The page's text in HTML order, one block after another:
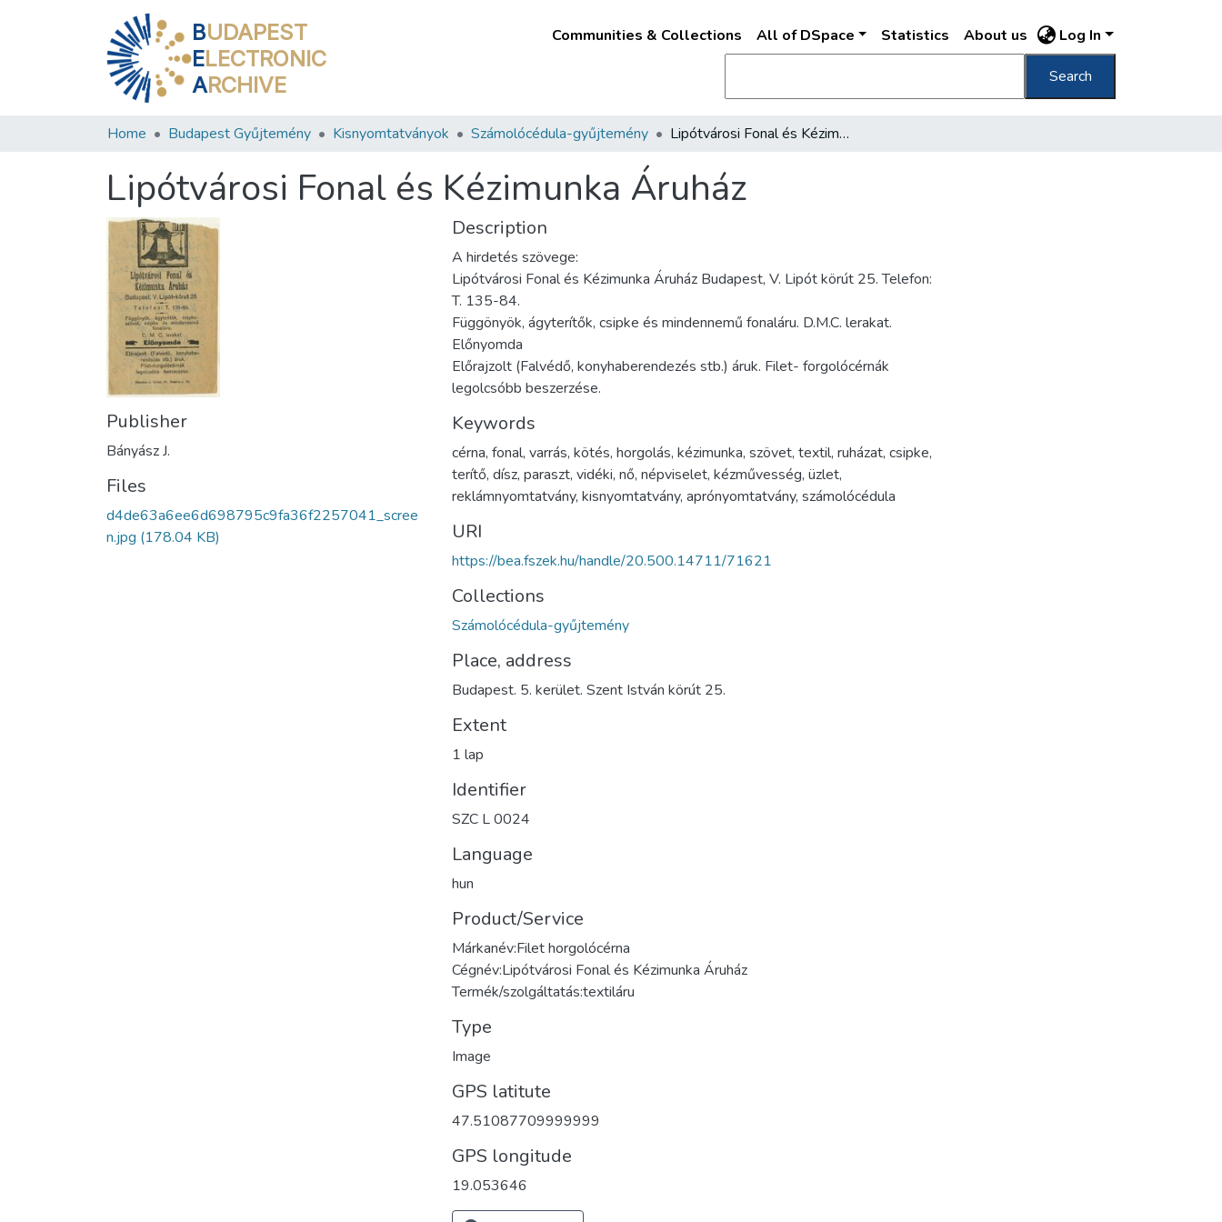
BUDAPEST
ELECTRONIC
ARCHIVE
Communities & Collections All of DSpace Statistics About us Log In
Search
Home Budapest Gyűjtemény Kisnyomtatványok Számolócédula-gyűjtemény Lipótvárosi Fonal és Kézimunka Áruház
Lipótvárosi Fonal és Kézimunka Áruház
Publisher
Bányász J.
Files
d4de63a6ee6d698795c9fa36f2257041_scree
n.jpg (178.04 KB)
Description
A hirdetés szövege:
Lipótvárosi Fonal és Kézimunka Áruház Budapest, V. Lipót körút 25. Telefon:
T. 135-84.
Függönyök, ágyterítők, csipke és mindennemű fonaláru. D.M.C. lerakat.
Előnyomda
Előrajzolt (Falvédő, konyhaberendezés stb.) áruk. Filet- forgolócérnák
legolcsóbb beszerzése.
Keywords
cérna, fonal, varrás, kötés, horgolás, kézimunka, szövet, textil, ruházat, csipke,
terítő, dísz, paraszt, vidéki, nő, népviselet, kézművesség, üzlet,
reklámnyomtatvány, kisnyomtatvány, aprónyomtatvány, számolócédula
URI
https://bea.fszek.hu/handle/20.500.14711/71621
Collections
Számolócédula-gyűjtemény
Place, address
Budapest. 5. kerület. Szent István körút 25.
Extent
1 lap
Identifier
SZC L 0024
Language
hun
Product/Service
Márkanév:Filet horgolócérna
Cégnév:Lipótvárosi Fonal és Kézimunka Áruház
Termék/szolgáltatás:textiláru
Type
Image
GPS latitute
47.51087709999999
GPS longitude
19.053646